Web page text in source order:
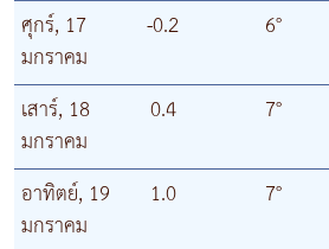
ศุกร์, 17
มกราคม
-0.2 6°
เสาร์, 18
มกราคม
0.4 7°
อาทิตย์, 19
มกราคม
1.0 7°